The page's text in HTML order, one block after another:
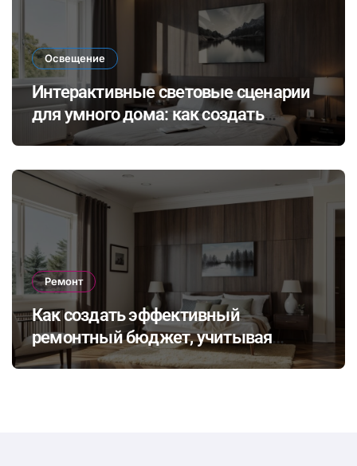
Освещение
Интерактивные световые сценарии
для умного дома: как создать
динамичное освещение по
Ремонт
Как создать эффективный
ремонтный бюджет, учитывая
неожиданные расходы и избегая